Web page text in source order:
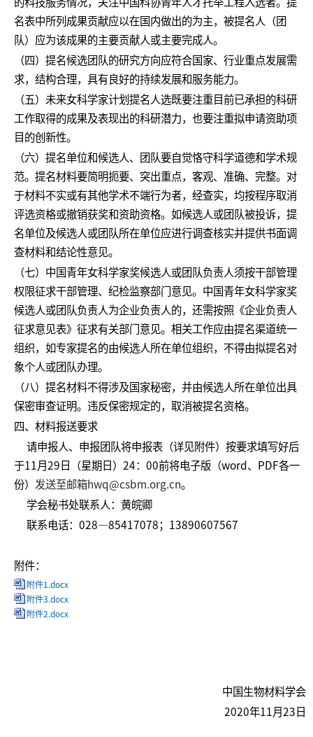
的科技服务情况，关注中国科协青年人才托举工程入选者。提
名表中所列成果贡献应以在国内做出的为主，被提名人（团
队）应为该成果的主要贡献人或主要完成人。
（四）提名候选团队的研究方向应符合国家、行业重点发展需
求，结构合理，具有良好的持续发展和服务能力。
（五）未来女科学家计划提名人选既要注重目前已承担的科研
工作取得的成果及表现出的科研潜力，也要注重拟申请资助项
目的创新性。
（六）提名单位和候选人、团队要自觉恪守科学道德和学术规
范。提名材料要简明扼要、突出重点，客观、准确、完整。对
于材料不实或有其他学术不端行为者，经查实，均按程序取消
评选资格或撤销获奖和资助资格。如候选人或团队被投诉，提
名单位及候选人或团队所在单位应进行调查核实并提供书面调
查材料和结论性意见。
（七）中国青年女科学家奖候选人或团队负责人须按干部管理
权限征求干部管理、纪检监察部门意见。中国青年女科学家奖
候选人或团队负责人为企业负责人的，还需按照《企业负责人
征求意见表》征求有关部门意见。相关工作应由提名渠道统一
组织，如专家提名的由候选人所在单位组织，不得由拟提名对
象个人或团队办理。
（八）提名材料不得涉及国家秘密，并由候选人所在单位出具
保密审查证明。违反保密规定的，取消被提名资格。
四、材料报送要求
请申报人、申报团队将申报表（详见附件）按要求填写好后
于11月29日（星期日）24：00前将电子版（word、PDF各一
份） 发送至邮箱hwq@csbm.org.cn。
学会秘书处联系人：黄皖卿
联系电话：028—85417078；13890607567
附件：
附件1.docx
附件3.docx
附件2.docx
中国生物材料学会
2020年11月23日